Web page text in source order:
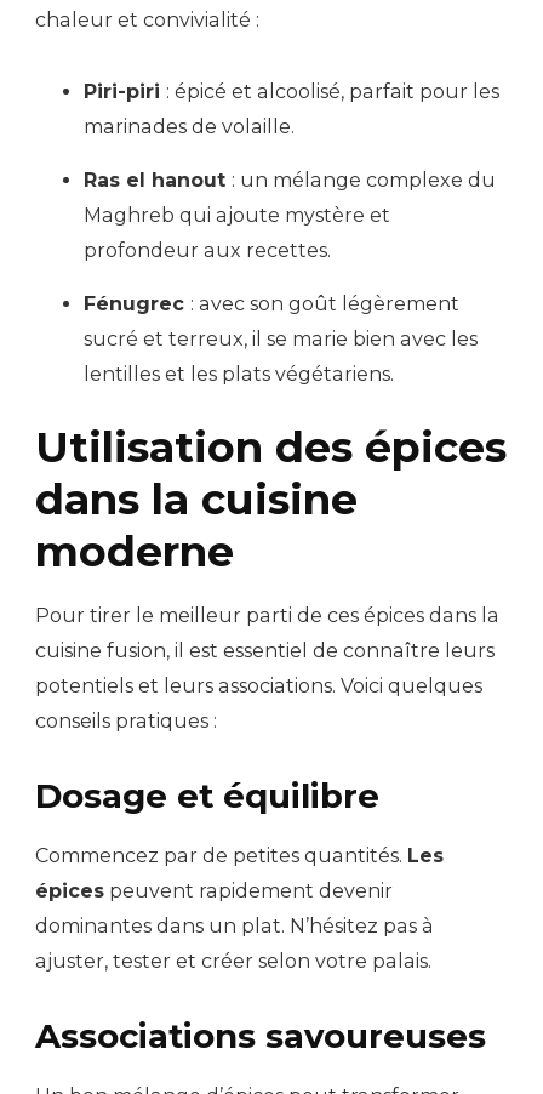
chaleur et convivialité :
Piri-piri : épicé et alcoolisé, parfait pour les
marinades de volaille.
Ras el hanout : un mélange complexe du
Maghreb qui ajoute mystère et
profondeur aux recettes.
Fénugrec : avec son goût légèrement
sucré et terreux, il se marie bien avec les
lentilles et les plats végétariens.
Utilisation des épices
dans la cuisine
moderne
Pour tirer le meilleur parti de ces épices dans la
cuisine fusion, il est essentiel de connaître leurs
potentiels et leurs associations. Voici quelques
conseils pratiques :
Dosage et équilibre
Commencez par de petites quantités. Les
épices peuvent rapidement devenir
dominantes dans un plat. N’hésitez pas à
ajuster, tester et créer selon votre palais.
Associations savoureuses